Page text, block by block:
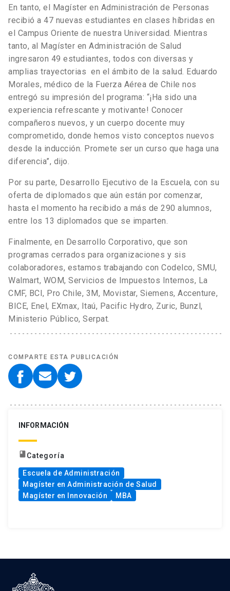
En tanto, el Magíster en Administración de Personas
recibió a 47 nuevas estudiantes en clases híbridas en
el Campus Oriente de nuestra Universidad. Mientras
tanto, al Magíster en Administración de Salud
ingresaron 49 estudiantes, todos con diversas y
amplias trayectorias en el ámbito de la salud. Eduardo
Morales, médico de la Fuerza Aérea de Chile nos
entregó su impresión del programa: “¡Ha sido una
experiencia refrescante y motivante! Conocer
compañeros nuevos, y un cuerpo docente muy
comprometido, donde hemos visto conceptos nuevos
desde la inducción. Promete ser un curso que haga una
diferencia”, dijo.
Por su parte, Desarrollo Ejecutivo de la Escuela, con su
oferta de diplomados que aún están por comenzar,
hasta el momento ha recibido a más de 290 alumnos,
entre los 13 diplomados que se imparten.
Finalmente, en Desarrollo Corporativo, que son
programas cerrados para organizaciones y sis
colaboradores, estamos trabajando con Codelco, SMU,
Walmart, WOM, Servicios de Impuestos Internos, La
CMF, BCI, Pro Chile, 3M, Movistar, Siemens, Accenture,
BICE, Enel, EXmax, Itaú, Pacific Hydro, Zuric, Bunzl,
Ministerio Público, Serpat.
COMPARTE ESTA PUBLICACIÓN
INFORMACIÓN
book Categoría
Escuela de Administración
Magíster en Administración de Salud
Magíster en Innovación
MBA